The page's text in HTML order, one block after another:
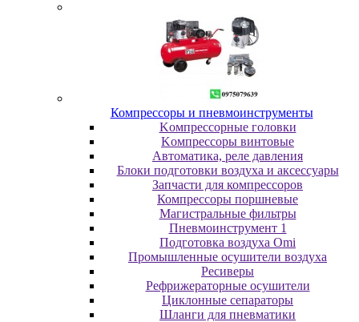
Компрессоры и пневмоинструменты
Koмпpeccopныe гoлoвки
Koмпpeccopы винтoвыe
Автоматика, реле давления
Блоки подготовки воздуха и аксессуары
Запчасти для компрессоров
Компрессоры поршневые
Магистральные фильтры
Пневмоинструмент 1
Подготовка воздуха Omi
Промышленные осушители воздуха
Ресиверы
Рефрижераторные осушители
Циклонные сепараторы
Шланги для пневматики